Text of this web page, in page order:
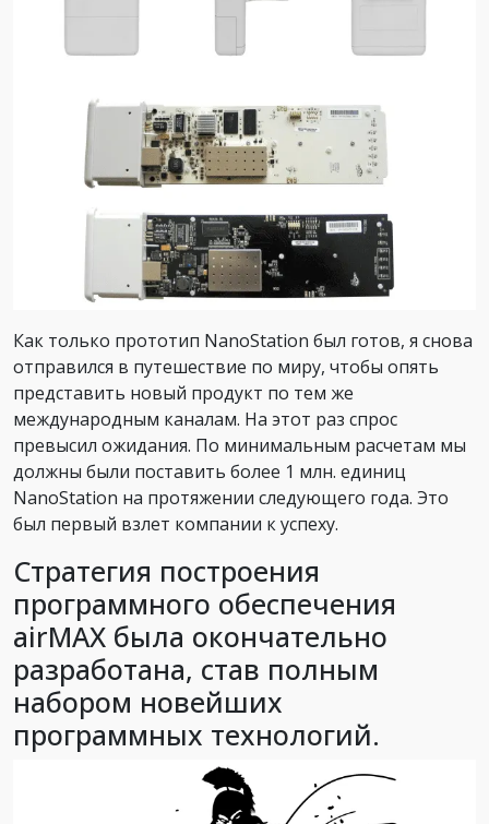
Как только прототип NanoStation был готов, я снова
отправился в путешествие по миру, чтобы опять
представить новый продукт по тем же
международным каналам. На этот раз спрос
превысил ожидания. По минимальным расчетам мы
должны были поставить более 1 млн. единиц
NanoStation на протяжении следующего года. Это
был первый взлет компании к успеху.
Cтратегия построения
программного обеспечения
airMAX была окончательно
разработана, став полным
набором новейших
программных технологий.